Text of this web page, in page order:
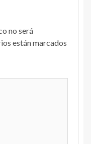
no será
están marcados